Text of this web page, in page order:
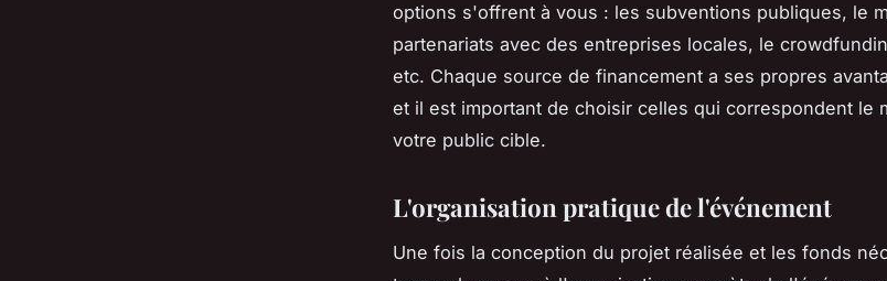
options s'offrent à vous : les subventions publiques, le
partenariats avec des entreprises locales, le
etc. Chaque source de financement a ses propres
et il est important de choisir celles qui correspondent le
votre public cible.
L'organisation pratique de l'événement
Une fois la conception du projet réalisée et les fonds